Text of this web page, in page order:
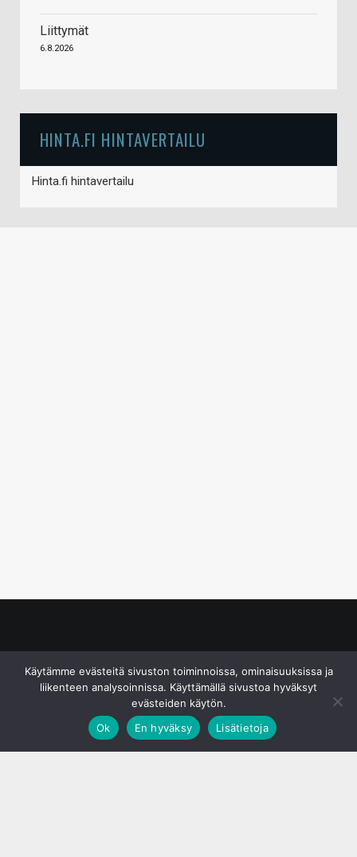
Liittymät
6.8.2026
HINTA.FI HINTAVERTAILU
Hinta.fi hintavertailu
Käytämme evästeitä sivuston toiminnoissa, ominaisuuksissa ja
liikenteen analysoinnissa. Käyttämällä sivustoa hyväksyt
evästeiden käytön.
Ok
En hyväksy Lisätietoja